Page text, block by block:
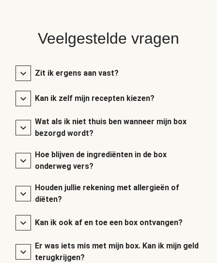
Veelgestelde vragen
Zit ik ergens aan vast?
Kan ik zelf mijn recepten kiezen?
Wat als ik niet thuis ben wanneer mijn box
bezorgd wordt?
Hoe blijven de ingrediënten in de box
onderweg vers?
Houden jullie rekening met allergieën of
diëten?
Kan ik ook af en toe een box ontvangen?
Er was iets mis met mijn box. Kan ik mijn geld
terugkrijgen?